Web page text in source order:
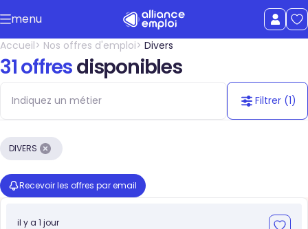
Accéder au contenu principal
Afficher le
menu
le menu
Accueil Nos offres d'emploi Divers
31 offresdisponibles
Filtrer (1)
1 filtre
DIVERS
Recevoir les offres par email
il y a 1 jour